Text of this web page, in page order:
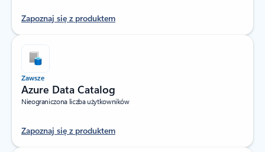
Zapoznaj się z produktem
Zawsze
Azure Data Catalog
Nieograniczona liczba użytkowników
Zapoznaj się z produktem